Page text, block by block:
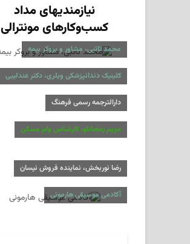
نیازمندیهای مداد
کسب‌وکارهای مونترالی
محمد تائبی، مشاور و بروکر بیمه
کلینیک دندانپزشکی ویلری، دکتر عندلیبی
دارالترجمه رسمی فرهنگ
مریم رمضانلو، کارشناس وام مسکن
رضا نوربخش، نماینده فروش نیسان
آکادمی موسیقی هارمونی